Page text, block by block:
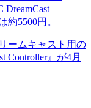
ームキャスト用の
Controller』が4月